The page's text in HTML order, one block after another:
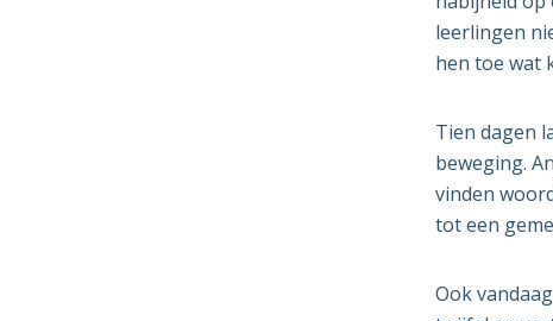
leerlingen
hen toe wat
Tien dagen
beweging.
vinden
tot een
Ook